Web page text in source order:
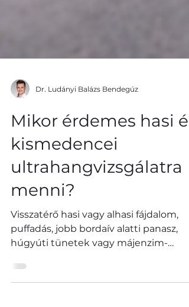
Dr. Ludányi Balázs Bendegúz
Mikor érdemes hasi és
kismedencei
ultrahangvizsgálatra
menni?
Visszatérő hasi vagy alhasi fájdalom,
puffadás, jobb bordaív alatti panasz,
húgyúti tünetek vagy májenzim-
eltérés esetén a hasi és kismedencei